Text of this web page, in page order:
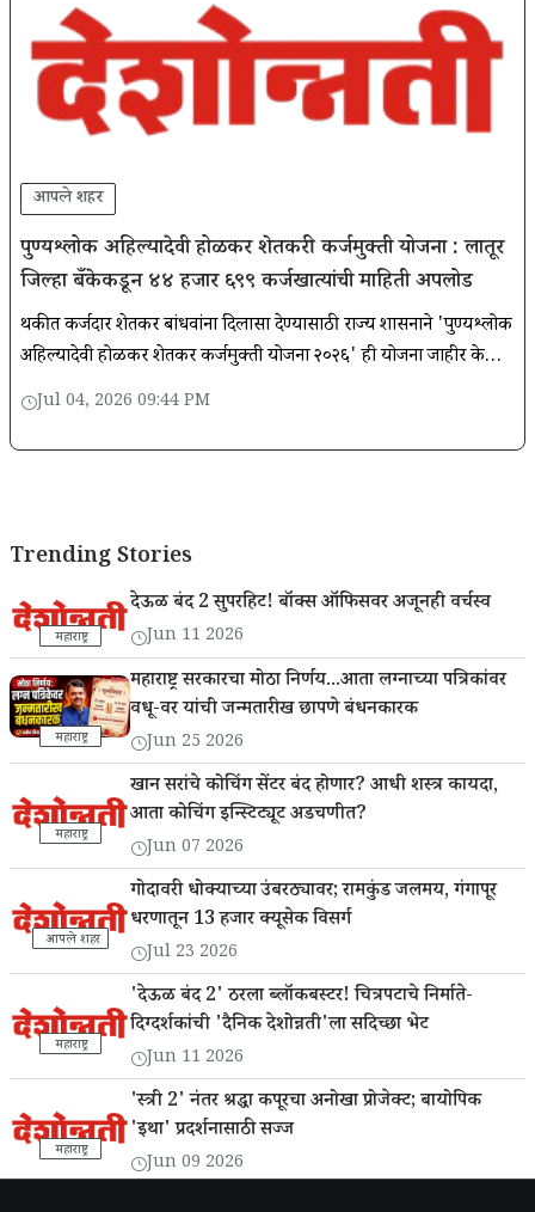
आपले शहर
पुण्यश्लोक अहिल्यादेवी होळकर शेतकरी कर्जमुक्ती योजना : लातूर
जिल्हा बँकेकडून ४४ हजार ६९९ कर्जखात्यांची माहिती अपलोड
थकीत कर्जदार शेतकरी बांधवांना दिलासा देण्यासाठी राज्य शासनाने 'पुण्यश्लोक
अहिल्यादेवी होळकर शेतकरी कर्जमुक्ती योजना २०२६' ही योजना जाहीर केली
आहे.Jul 04, 2026 09:44 PM
Trending Stories
महाराष्ट्र
देऊळ बंद 2 सुपरहिट! बॉक्स ऑफिसवर अजूनही वर्चस्व
Jun 11 2026
महाराष्ट्र
महाराष्ट्र सरकारचा मोठा निर्णय...आता लग्नाच्या पत्रिकांवर
वधू-वर यांची जन्मतारीख छापणे बंधनकारक
Jun 25 2026
महाराष्ट्र
खान सरांचे कोचिंग सेंटर बंद होणार? आधी शस्त्र कायदा,
आता कोचिंग इन्स्टिट्यूट अडचणीत?
Jun 07 2026
आपले शहर
गोदावरी धोक्याच्या उंबरठ्यावर; रामकुंड जलमय, गंगापूर
धरणातून 13 हजार क्यूसेक विसर्ग
Jul 23 2026
महाराष्ट्र
'देऊळ बंद 2' ठरला ब्लॉकबस्टर! चित्रपटाचे निर्माते-
दिग्दर्शकांची 'दैनिक देशोन्नती'ला सदिच्छा भेट
Jun 11 2026
महाराष्ट्र
'स्त्री 2' नंतर श्रद्धा कपूरचा अनोखा प्रोजेक्ट; बायोपिक
'इथा' प्रदर्शनासाठी सज्ज
Jun 09 2026